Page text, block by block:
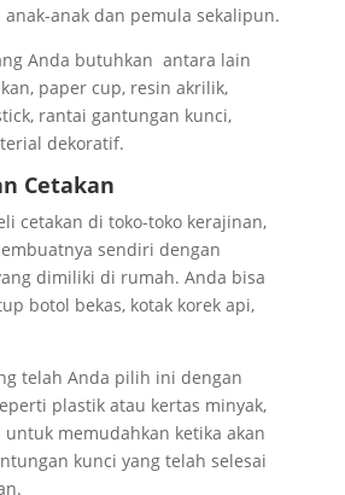
anak-anak dan pemula sekalipun.
Anda butuhkan antara lain
paper cup, resin akrilik,
rantai gantungan kunci,
dekoratif.
Cetakan
cetakan di toko-toko kerajinan,
sendiri dengan
dimiliki di rumah. Anda bisa
botol bekas, kotak korek api,
telah Anda pilih ini dengan
plastik atau kertas minyak,
memudahkan ketika akan
kunci yang telah selesai